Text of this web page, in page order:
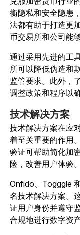
衡隐私和安全隐患
法都有助于打造更
币交易所和公司能
通过采用先进的工
所可以降低伪造和
监管要求。此外，
调整政策和程序以
技术解决方案
技术解决方案在应
着至关重要的作用
验证可帮助简化加
险，改善用户体验。
Onfido、Togggle
名技术解决方案。
证用户身份并遵守
合规地进行数字资产